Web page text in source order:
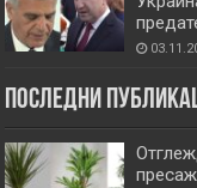
Последни